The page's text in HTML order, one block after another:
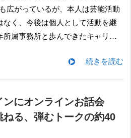
広がっているが、本人は芸能活動
なく、今後は個人として活動を継
所属事務所と歩んできたキャリ…
続きを読む
ンにオンラインお話会
る、弾むトークの約40